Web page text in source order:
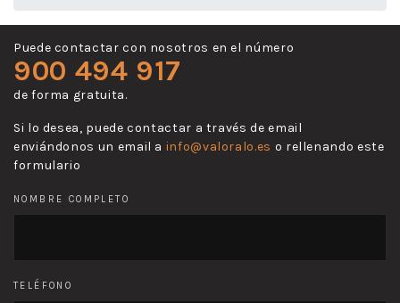
Puede contactar con nosotros en el número
900 494 917
de forma gratuita.
Si lo desea, puede contactar a través de email
enviándonos un email a info@valoralo.es o rellenando este
formulario
NOMBRE COMPLETO
TELÉFONO